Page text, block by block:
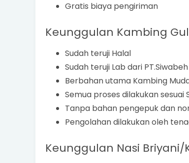
Gratis biaya pengiriman
Keunggulan Kambing
Sudah teruji Halal
Sudah teruji Lab dari
Berbahan utama Kambing
Semua proses dilakukan sesuai
Tanpa bahan pengepuk dan
Pengolahan dilakukan oleh
Keunggulan Nasi Briyani/